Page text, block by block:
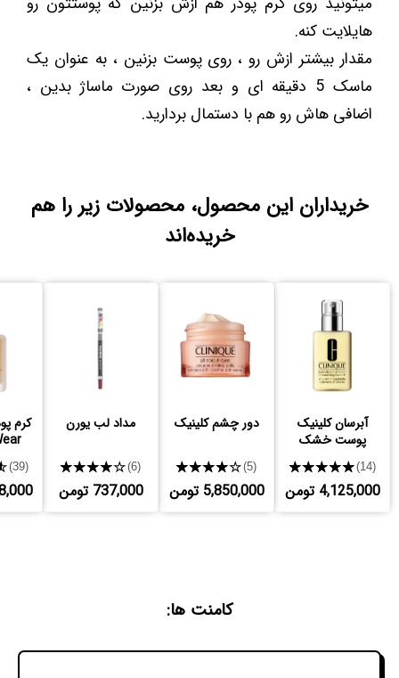
هایلایت کنه.
مقدار بیشتر ازش رو ، روی پوست بزنین ، به عنوان یک
ماسک 5 دقیقه ای و بعد روی صورت ماساژ بدین ،
اضافی هاش رو هم با دستمال بردارید.
خریداران این محصول، محصولات زیر را هم
خریده‌اند
آبرسان کلینیک
پوست خشک
★★★★★(14)
4,125,000 تومن
دور چشم کلینیک
★★★★★(5)
5,850,000 تومن
مداد لب یورن
★★★★★(6)
737,000 تومن
کرم
(39)
کامنت ها: